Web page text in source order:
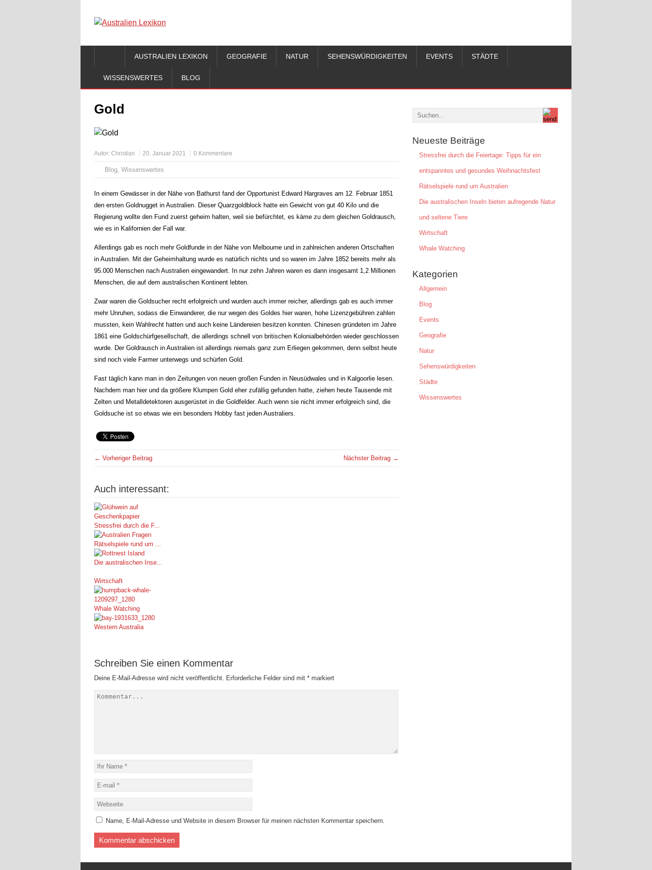
AUSTRALIEN LEXIKON GEOGRAFIE NATUR SEHENSWÜRDIGKEITEN EVENTS STÄDTE
WISSENSWERTES BLOG
Gold
Autor: Christian 20. Januar 2021 0 Kommentare
Blog, Wissenswertes
In einem Gewässer in der Nähe von Bathurst fand der Opportunist Edward Hargraves am 12. Februar 1851
den ersten Goldnugget in Australien. Dieser Quarzgoldblock hatte ein Gewicht von gut 40 Kilo und die
Regierung wollte den Fund zuerst geheim halten, weil sie befürchtet, es käme zu dem gleichen Goldrausch,
wie es in Kalifornien der Fall war.
Allerdings gab es noch mehr Goldfunde in der Nähe von Melbourne und in zahlreichen anderen Ortschaften
in Australien. Mit der Geheimhaltung wurde es natürlich nichts und so waren im Jahre 1852 bereits mehr als
95.000 Menschen nach Australien eingewandert. In nur zehn Jahren waren es dann insgesamt 1,2 Millionen
Menschen, die auf dem australischen Kontinent lebten.
Zwar waren die Goldsucher recht erfolgreich und wurden auch immer reicher, allerdings gab es auch immer
mehr Unruhen, sodass die Einwanderer, die nur wegen des Goldes hier waren, hohe Lizenzgebühren zahlen
mussten, kein Wahlrecht hatten und auch keine Ländereien besitzen konnten. Chinesen gründeten im Jahre
1861 eine Goldschürfgesellschaft, die allerdings schnell von britischen Kolonialbehörden wieder geschlossen
wurde. Der Goldrausch in Australien ist allerdings niemals ganz zum Erliegen gekommen, denn selbst heute
sind noch viele Farmer unterwegs und schürfen Gold.
Fast täglich kann man in den Zeitungen von neuen großen Funden in Neusüdwales und in Kalgoorlie lesen.
Nachdem man hier und da größere Klumpen Gold eher zufällig gefunden hatte, ziehen heute Tausende mit
Zelten und Metalldetektoren ausgerüstet in die Goldfelder. Auch wenn sie nicht immer erfolgreich sind, die
Goldsuche ist so etwas wie ein besonders Hobby fast jeden Australiers.
← Vorheriger Beitrag Nächster Beitrag →
Auch interessant:
Stressfrei durch die F...
Rätselspiele rund um ...
Die australischen Inse...
Wirtschaft
Whale Watching
Western Australia
Schreiben Sie einen Kommentar
Deine E-Mail-Adresse wird nicht veröffentlicht. Erforderliche Felder sind mit * markiert
Name, E-Mail-Adresse und Website in diesem Browser für meinen nächsten Kommentar speichern.
Neueste Beiträge
Stressfrei durch die Feiertage: Tipps für ein
entspanntes und gesundes Weihnachtsfest
Rätselspiele rund um Australien
Die australischen Inseln bieten aufregende Natur
und seltene Tiere
Wirtschaft
Whale Watching
Kategorien
Allgemein
Blog
Events
Geografie
Natur
Sehenswürdigkeiten
Städte
Wissenswertes